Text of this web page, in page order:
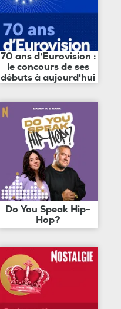
70 ans d'Eurovision :
le concours de ses
débuts à aujourd'hui
Do You Speak Hip-
Hop?